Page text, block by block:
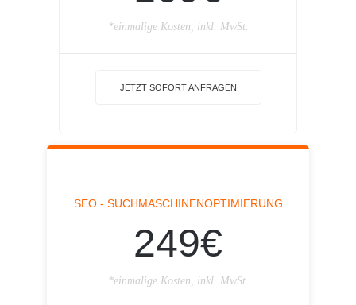
*einmalige Kosten, inkl. MwSt.
JETZT SOFORT ANFRAGEN
SEO - SUCHMASCHINENOPTIMIERUNG
249€
*einmalige Kosten, inkl. MwSt.